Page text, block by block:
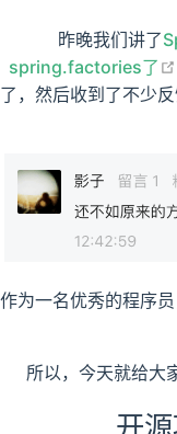
昨晚我们讲了
spring.factories了
了，然后收到了不少
作为一名优秀的程序
所以，今天就给大
开